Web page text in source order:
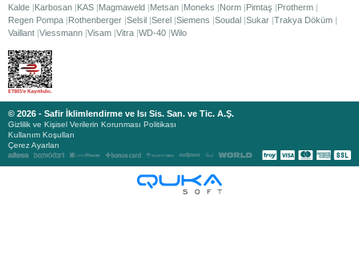
Kalde Karbosan KAS Magmaweld Metsan Moneks Norm Pimtaş
Protherm
Regen Pompa Rothenberger Selsil Serel Siemens Soudal Sukar Trakya Döküm
Vaillant Viessmann Visam Vitra WD-40 Wilo
© 2026 - Safir İklimlendirme ve Isı Sis. San. ve Tic. A.Ş.
Gizlilik ve Kişisel Verilerin Korunması Politikası
Kullanım Koşulları
Çerez Ayarları